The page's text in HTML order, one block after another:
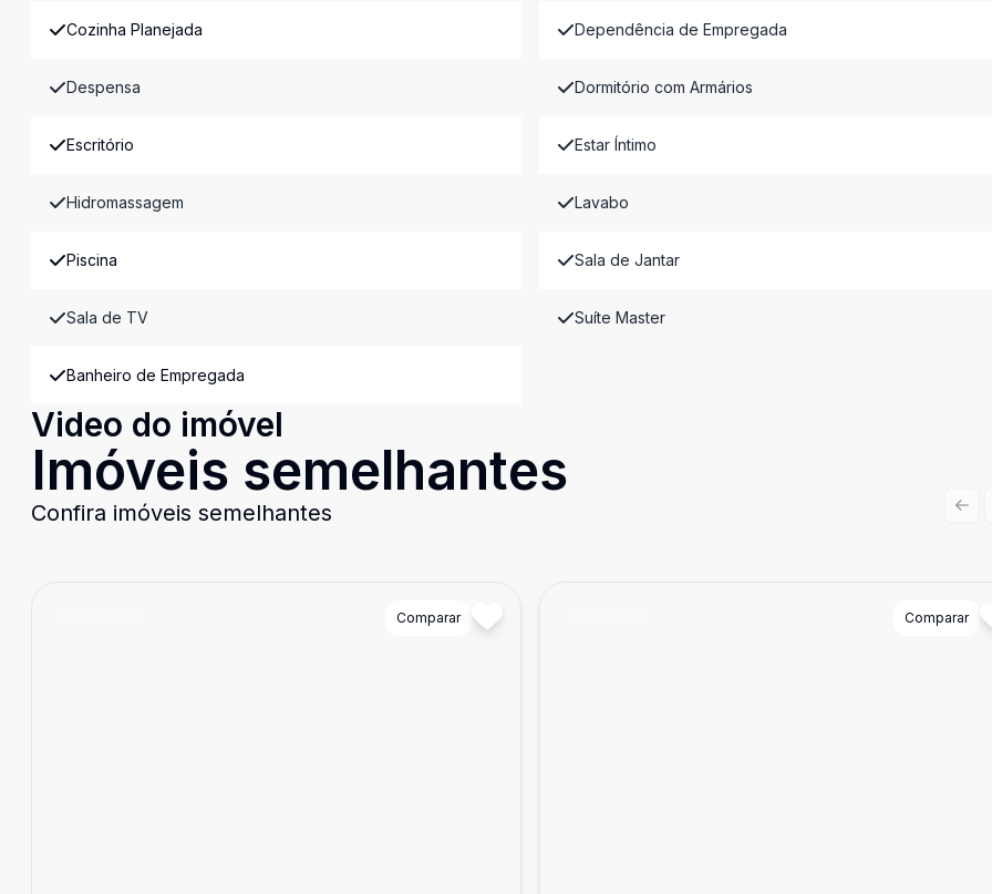
Cozinha Planejada Dependência de Empregada
Despensa Dormitório com Armários
Escritório Estar Íntimo
Hidromassagem Lavabo
Piscina Sala de Jantar
Sala de TV Suíte Master
Banheiro de Empregada
Video do imóvel
Imóveis semelhantes
Confira imóveis semelhantes
Comparar Comparar